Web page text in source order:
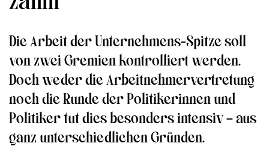
Die Arbeit der Unternehmens-Spitze soll
von zwei Gremien kontrolliert werden.
Doch weder die Arbeitnehmervertretung
noch die Runde der Politikerinnen und
Politiker tut dies besonders intensiv – aus
ganz unterschiedlichen Gründen.